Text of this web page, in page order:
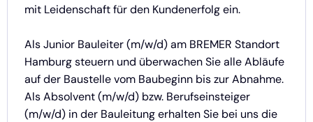
mit Leidenschaft für den Kundenerfolg ein.
Als Junior Bauleiter (m/w/d) am BREMER Standort
Hamburg steuern und überwachen Sie alle Abläufe
auf der Baustelle vom Baubeginn bis zur Abnahme.
Als Absolvent (m/w/d) bzw. Berufseinsteiger
(m/w/d) in der Bauleitung erhalten Sie bei uns die